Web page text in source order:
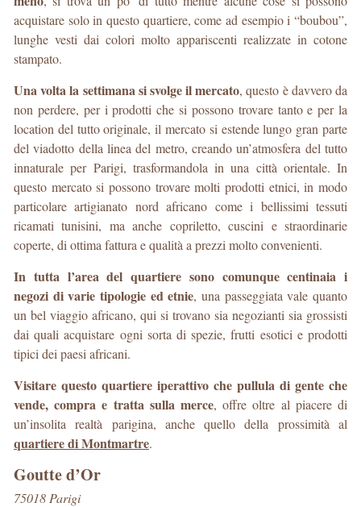
acquistare solo in questo quartiere, come ad esempio i “boubou”,
lunghe vesti dai colori molto appariscenti realizzate in cotone
stampato.
Una volta la settimana si svolge il mercato, questo è davvero da
non perdere, per i prodotti che si possono trovare tanto e per la
location del tutto originale, il mercato si estende lungo gran parte
del viadotto della linea del metro, creando un’atmosfera del tutto
innaturale per Parigi, trasformandola in una città orientale. In
questo mercato si possono trovare molti prodotti etnici, in modo
particolare artigianato nord africano come i bellissimi tessuti
ricamati tunisini, ma anche copriletto, cuscini e straordinarie
coperte, di ottima fattura e qualità a prezzi molto convenienti.
In tutta l’area del quartiere sono comunque centinaia i
negozi di varie tipologie ed etnie, una passeggiata vale quanto
un bel viaggio africano, qui si trovano sia negozianti sia grossisti
dai quali acquistare ogni sorta di spezie, frutti esotici e prodotti
tipici dei paesi africani.
Visitare questo quartiere iperattivo che pullula di gente che
vende, compra e tratta sulla merce, offre oltre al piacere di
un’insolita realtà parigina, anche quello della prossimità al
quartiere di Montmartre.
Goutte d’Or
75018 Parigi